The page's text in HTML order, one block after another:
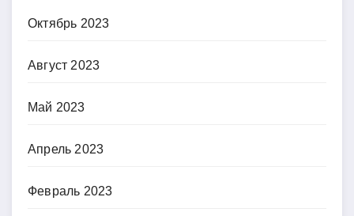
Октябрь 2023
Август 2023
Май 2023
Апрель 2023
Февраль 2023